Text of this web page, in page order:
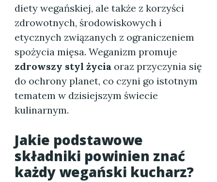
diety wegańskiej, ale także z korzyści
zdrowotnych, środowiskowych i
etycznych związanych z ograniczeniem
spożycia mięsa. Weganizm promuje
zdrowszy styl życia oraz przyczynia się
do ochrony planet, co czyni go istotnym
tematem w dzisiejszym świecie
kulinarnym.
Jakie podstawowe
składniki powinien znać
każdy wegański kucharz?